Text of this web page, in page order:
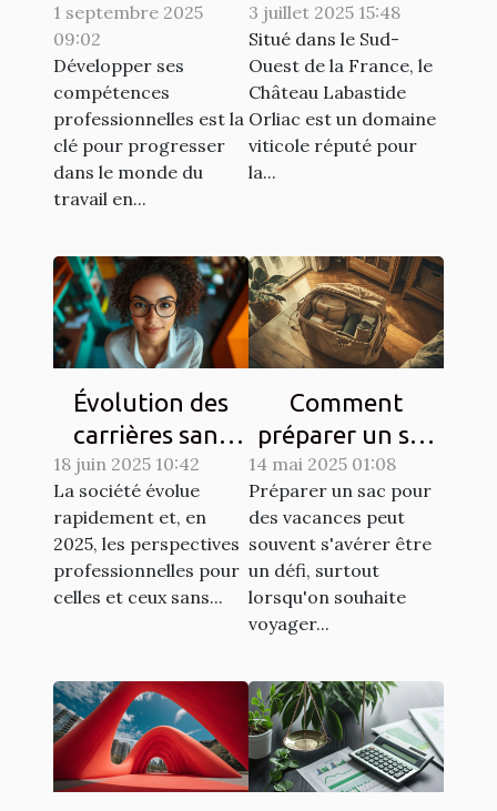
développer les
compétences
professionnelles.
1 septembre 2025
09:02
Développer ses
compétences
professionnelles est la
clé pour progresser
dans le monde du
travail en...
Labastide Orliac,
un domaine
engagé dans le
Sud-Ouest !
3 juillet 2025 15:48
Situé dans le Sud-
Ouest de la France, le
Château Labastide
Orliac est un domaine
viticole réputé pour
la...
Évolution des
carrières sans
diplôme
universitaire en
2025
18 juin 2025 10:42
La société évolue
rapidement et, en
2025, les perspectives
professionnelles pour
celles et ceux sans...
Comment
préparer un sac
léger pour des
vacances
économiques
14 mai 2025 01:08
Préparer un sac pour
des vacances peut
souvent s'avérer être
un défi, surtout
lorsqu'on souhaite
voyager...